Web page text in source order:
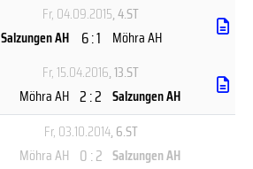
Fr, 04.09.2015, 4.ST
Salzungen AH 6 : 1 Möhra AH
Fr, 15.04.2016, 13.ST
Möhra AH 2 : 2 Salzungen AH
Fr, 03.10.2014, 6.ST
Möhra AH 0 : 2 Salzungen AH